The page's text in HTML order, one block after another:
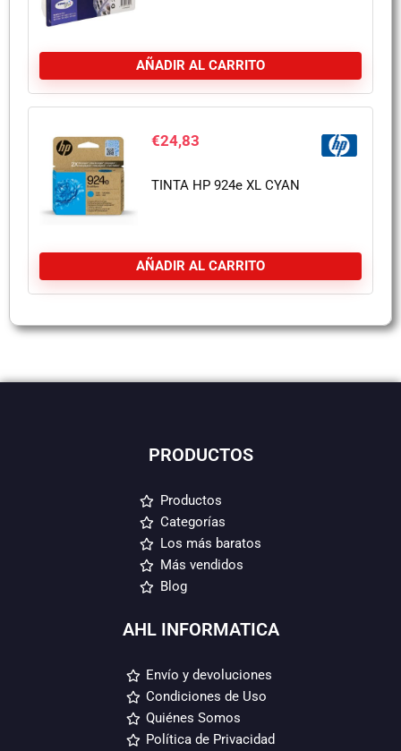
AÑADIR AL CARRITO
€24,83
TINTA HP 924e XL CYAN
AÑADIR AL CARRITO
PRODUCTOS
Productos
Categorías
Los más baratos
Más vendidos
Blog
AHL INFORMATICA
Envío y devoluciones
Condiciones de Uso
Quiénes Somos
Política de Privacidad